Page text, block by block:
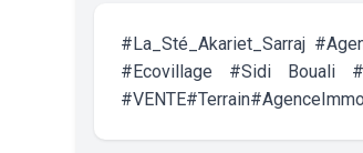
#La_Sté_Akariet_Sarraj
#Ecovillage #Sidi Bouali